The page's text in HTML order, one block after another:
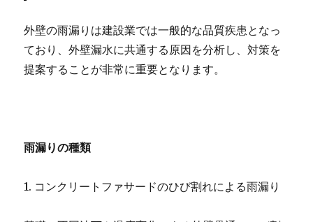
外壁の雨漏りは建設業では一般的な品質疾患となっ
ており、外壁漏水に共通する原因を分析し、対策を
提案することが非常に重要となります。
雨漏りの種類
1. コンクリートファサードのひび割れによる雨漏り